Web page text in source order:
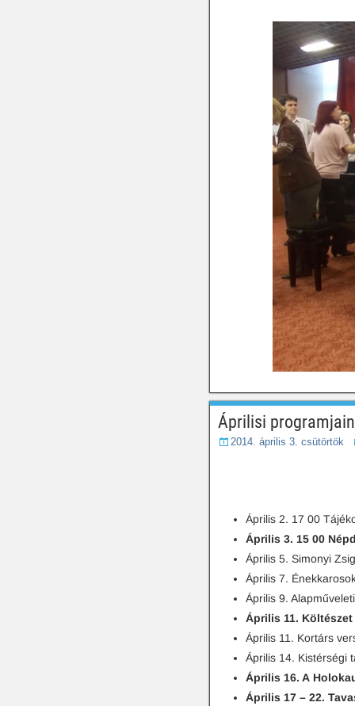
Áprilisi
2014. április 3. csütörtök
Április 2. 17 00
Április 3. 15 00
Április 5. Simonyi
Április 7.
Április 9.
Április 11.
Április 11. Kortárs
Április 14. Kistérségi
Április 16. A
Április 17 – 22.